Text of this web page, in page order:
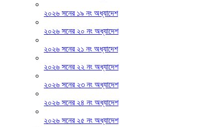
২০২৬ সনের ১৯ নং অধ্যাদেশ
২০২৬ সনের ২০ নং অধ্যাদেশ
২০২৬ সনের ২১ নং অধ্যাদেশ
২০২৬ সনের ২২ নং অধ্যাদেশ
২০২৬ সনের ২৩ নং অধ্যাদেশ
২০২৬ সনের ২৪ নং অধ্যাদেশ
২০২৬ সনের ২৫ নং অধ্যাদেশ